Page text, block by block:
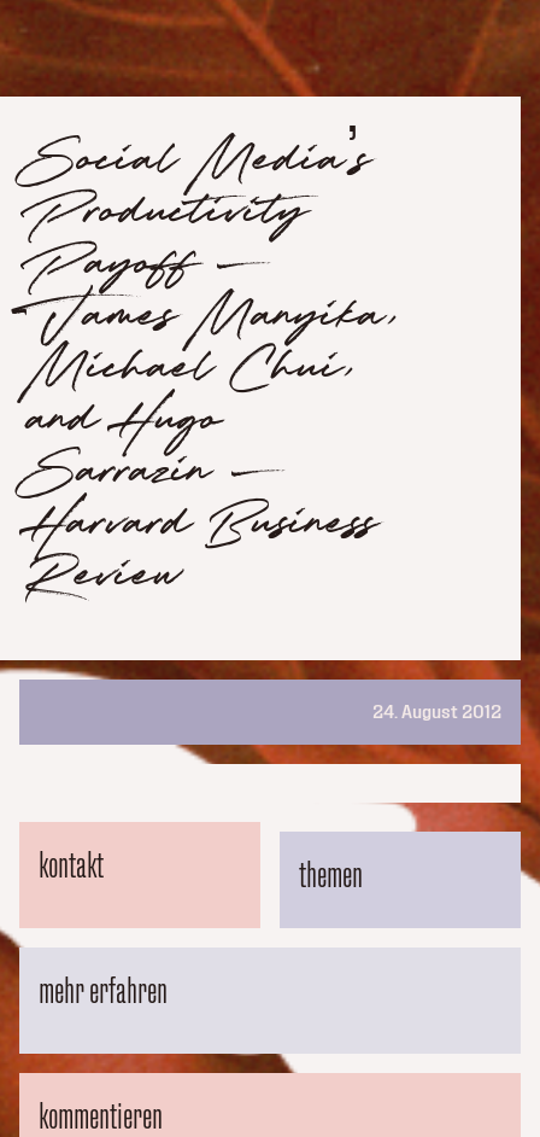
Social Media’s
Productivity
Payoff –
James Manyika,
Michael Chui,
and Hugo
Sarrazin –
Harvard Business
Review
24. August 2012
kontakt themen
mehr erfahren
kommentieren